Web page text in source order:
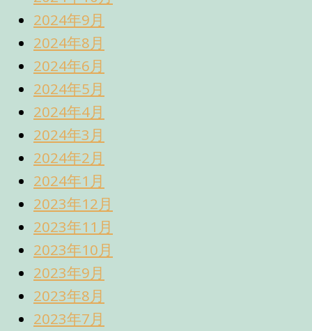
2024年9月
2024年8月
2024年6月
2024年5月
2024年4月
2024年3月
2024年2月
2024年1月
2023年12月
2023年11月
2023年10月
2023年9月
2023年8月
2023年7月